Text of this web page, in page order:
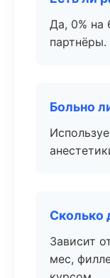
Да, 0% на
партнёры.
Больно
Сколько
Зависит
мес,